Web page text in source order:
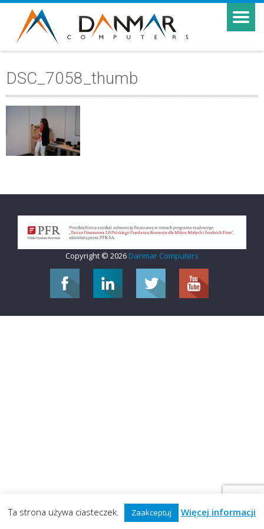
DSC_7058_thumb
Copyright © 2026 Danmar Computers
Ta strona używa ciasteczek. Zaakceptuj Więcej informacji